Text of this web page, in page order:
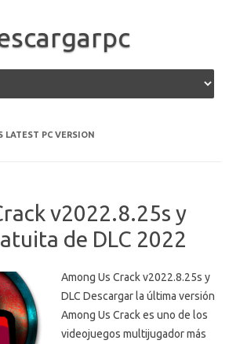
LATEST PC VERSION
v2022.8.25s y
de DLC 2022
Among Us Crack v2022.8.25s y
DLC Descargar la última versión
Among Us Crack es uno de los
videojuegos multijugador más